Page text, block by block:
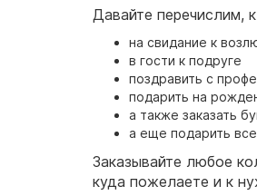
Давайте перечислим,
на свидание к
в гости к подруге
поздравить с
подарить на
а также заказать
а еще подарить
Заказывайте любое
куда пожелаете и к